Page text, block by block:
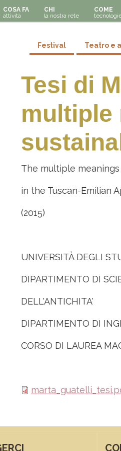
COSA FA
attività
CHI
la nostra rete
COME
Secondary menu
Festival Teatro e
Tesi di
multiple
The multiple
in the Tuscan-Emilian
(2015)
UNIVERSITÀ DEGLI
DIPARTIMENTO DI
DELL'ANTICHITA'
DIPARTIMENTO DI
CORSO DI LAUREA